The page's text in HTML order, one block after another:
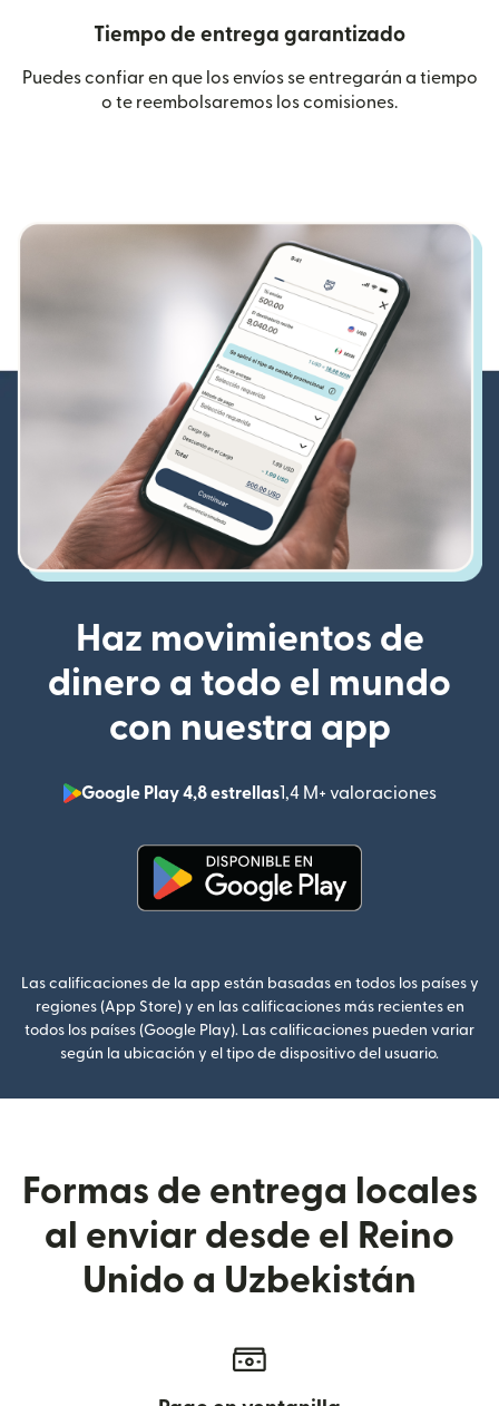
Tiempo de entrega garantizado
Puedes confiar en que los envíos se entregarán a tiempo
o te reembolsaremos los comisiones.
Haz movimientos de
dinero a todo el mundo
con nuestra app
Google Play 4,8 estrellas1,4 M+ valoraciones
(se
Las calificaciones de la app están basadas en todos los países y
regiones (App Store) y en las calificaciones más recientes en
todos los países (Google Play). Las calificaciones pueden variar
según la ubicación y el tipo de dispositivo del usuario.
Formas de entrega locales
al enviar desde el Reino
Unido a Uzbekistán